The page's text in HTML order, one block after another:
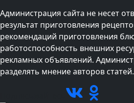
Администрация сайта не несет
результат приготовления
рекомендаций приготовления
работоспособность внешних
рекламных объявлений.
разделять мнение авторов статей.